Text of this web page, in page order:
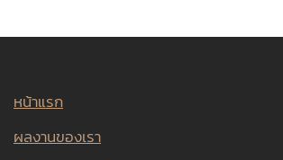
หน้าแรก
ผลงานของเรา